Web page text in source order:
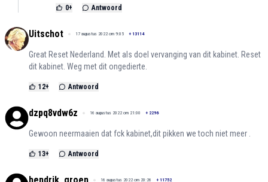
0+ Antwoord
Uitschot 17 augustus 2022 om 9:05 + 13114
Great Reset Nederland. Met als doel vervanging van dit kabinet. Reset
dit kabinet. Weg met dit ongedierte.
12+ Antwoord
dzpq8vdw6z 16 augustus 2022 om 21:00 + 2296
Gewoon neermaaien dat fck kabinet,dit pikken we toch niet meer .
13+ Antwoord
16 augustus 2022 om 20:26 + 11752